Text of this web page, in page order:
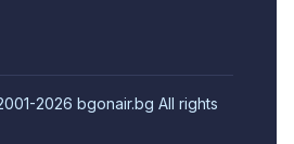
2026 bgonair.bg All rights